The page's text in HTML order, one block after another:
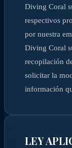
Diving Coral
respectivos
por nuestra
Diving Coral
recopilación
solicitar la
información
LEY